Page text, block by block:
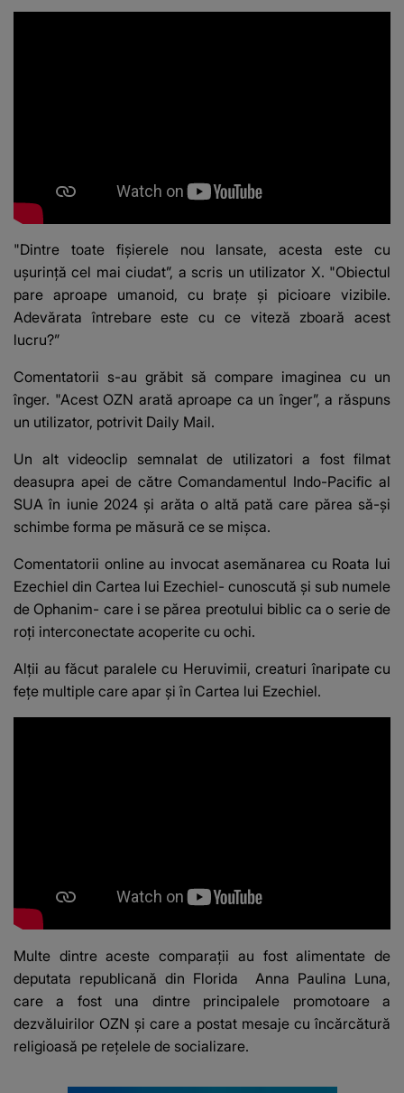
"Dintre toate fișierele nou lansate, acesta este cu
ușurință cel mai ciudat”, a scris un utilizator X. "Obiectul
pare aproape umanoid, cu brațe și picioare vizibile.
Adevărata întrebare este cu ce viteză zboară acest
lucru?”
Comentatorii s-au grăbit să compare imaginea cu un
înger. "Acest OZN arată aproape ca un înger”, a răspuns
un utilizator, potrivit Daily Mail.
Un alt videoclip semnalat de utilizatori a fost filmat
deasupra apei de către Comandamentul Indo-Pacific al
SUA în iunie 2024 și arăta o altă pată care părea să-și
schimbe forma pe măsură ce se mișca.
Comentatorii online au invocat asemănarea cu Roata lui
Ezechiel din Cartea lui Ezechiel- cunoscută și sub numele
de Ophanim- care i se părea preotului biblic ca o serie de
roți interconectate acoperite cu ochi.
Alții au făcut paralele cu Heruvimii, creaturi înaripate cu
fețe multiple care apar și în Cartea lui Ezechiel.
Multe dintre aceste comparații au fost alimentate de
deputata republicană din Florida Anna Paulina Luna,
care a fost una dintre principalele promotoare a
dezvăluirilor OZN și care a postat mesaje cu încărcătură
religioasă pe rețelele de socializare.